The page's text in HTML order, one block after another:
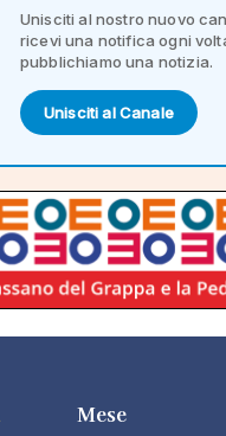
Unisciti al nostro nuovo
ricevi una notifica ogni
pubblichiamo una notizia.
Unisciti al Canale
Mese